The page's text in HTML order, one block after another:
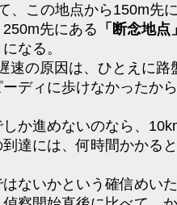
、この地点から150m先
先にある 「断念地点
なる。
速の原因は、ひとえに路
ディに歩けなかったか
か進めないのなら、
達には、何時間かかる
ないかという確信めい